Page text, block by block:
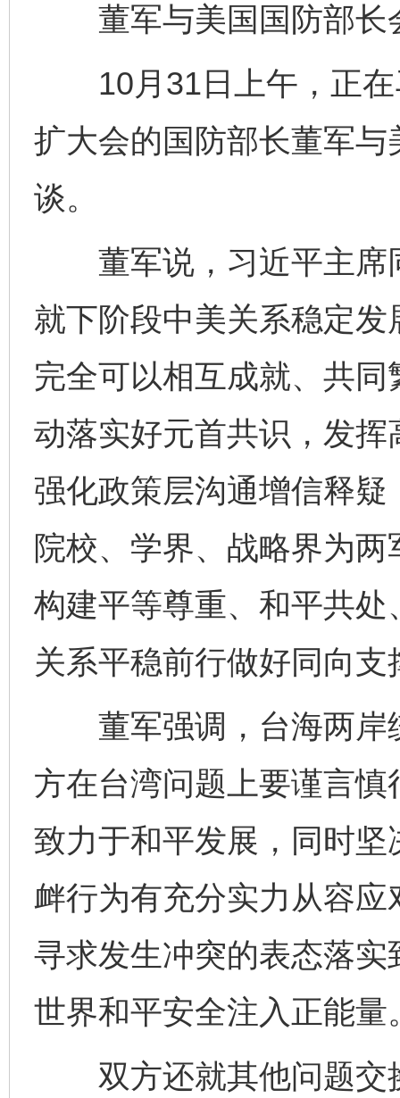
董军与美国国防部长
10月31日上午，正在
扩大会的国防部长董军
谈。
董军说，习近平主席
就下阶段中美关系稳定
完全可以相互成就、共
动落实好元首共识，发
强化政策层沟通增信释
院校、学界、战略界为
构建平等尊重、和平共
关系平稳前行做好同向支
董军强调，台海两岸
方在台湾问题上要谨言慎
致力于和平发展，同时
衅行为有充分实力从容
寻求发生冲突的表态落
世界和平安全注入正能量
双方还就其他问题交